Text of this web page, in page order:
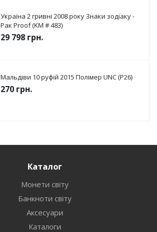
Україна 2 гривні 2008 року Знаки зодіаку -
Рак Proof (KM # 483)
29 798 грн.
Мальдіви 10 руфій 2015 Полімер UNC (P26)
270 грн.
Каталог
Монети світу
Банкноти світу
Аксесуари
Каталоги